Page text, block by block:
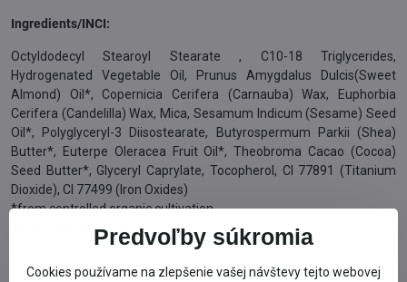
Ingredients/INCI:
Octyldodecyl Stearoyl Stearate , C10-18 Triglycerides,
Hydrogenated Vegetable Oil, Prunus Amygdalus Dulcis(Sweet
Almond) Oil*, Copernicia Cerifera (Carnauba) Wax, Euphorbia
Cerifera (Candelilla) Wax, Mica, Sesamum Indicum (Sesame) Seed
Oil*, Polyglyceryl-3 Diisostearate, Butyrospermum Parkii (Shea)
Butter*, Euterpe Oleracea Fruit Oil*, Theobroma Cacao (Cocoa)
Seed Butter*, Glyceryl Caprylate, Tocopherol, CI 77891 (Titanium
Dioxide), CI 77499 (Iron Oxides)
*from controlled organic cultivation
**natural essential oilsPredvoľby súkromia
Cookies používame na zlepšenie vašej návštevy tejto webovej